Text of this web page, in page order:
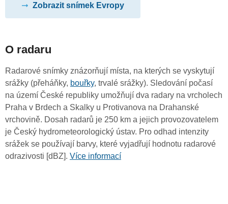
Zobrazit snímek Evropy
O radaru
Radarové snímky znázorňují místa, na kterých se vyskytují
srážky (přeháňky, bouřky, trvalé srážky). Sledování počasí
na území České republiky umožňují dva radary na vrcholech
Praha v Brdech a Skalky u Protivanova na Drahanské
vrchovině. Dosah radarů je 250 km a jejich provozovatelem
je Český hydrometeorologický ústav. Pro odhad intenzity
srážek se používají barvy, které vyjadřují hodnotu radarové
odrazivosti [dBZ]. Více informací